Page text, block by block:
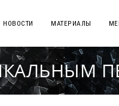
НОВОСТИ МАТЕРИАЛЫ